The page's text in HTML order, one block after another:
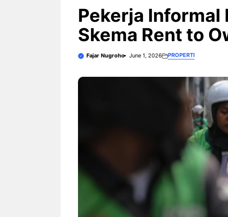
Pekerja Informal
Skema Rent to
Fajar Nugroho June 1, 2026 PROPERTI
Fi dan Efisiensi Energi untuk
Hunian Modern